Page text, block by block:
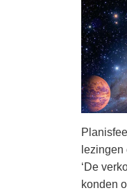
‘De
konden